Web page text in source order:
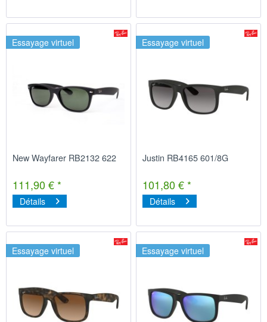
Essayage virtuel
New Wayfarer RB2132 622
111,90 € *
Détails
Essayage virtuel
Justin RB4165 601/8G
101,80 € *
Détails
Essayage virtuel Essayage virtuel